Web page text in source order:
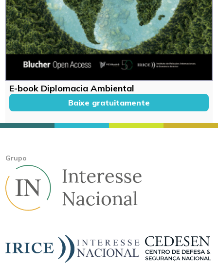
E-book Diplomacia Ambiental
Baixe gratuitamente
Grupo